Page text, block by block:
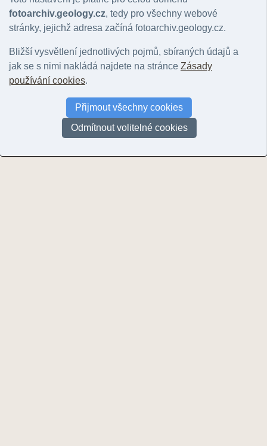
Školení, workshop, seminář
GECON - Letní škola v Geoparku UNESCO Łuk Mużakowa, Polsko
GECON - Studijní cesta projektu do Geoparku UNESCO Łuk
GECON - Workshop Geopark a fascinace neživou přírodou v
GISDAY Liberec 2010 (6)
Seminář ČGS - Geologické mapování 1:25000 CHKO Žďárské vrchy
Workshop Geologické ukládání CO2 v ČR - utopie nebo výzva pro
fotoarchiv.geology.cz, tedy pro všechny webové
stránky, jejichž adresa začíná fotoarchiv.geology.cz.
Bližší vysvětlení jednotlivých pojmů, sbíraných údajů a
jak se s nimi nakládá najdete na stránce Zásady
používání cookies.
Přijmout všechny cookies
Odmítnout volitelné cookies